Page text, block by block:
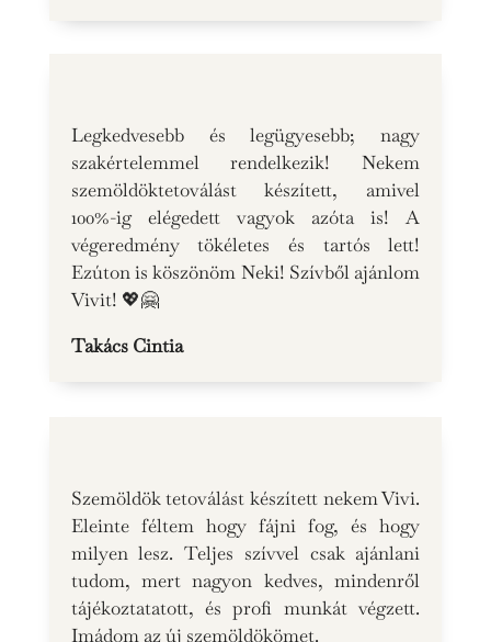
Legkedvesebb és legügyesebb; nagy
szakértelemmel rendelkezik! Nekem
szemöldöktetoválást készített, amivel
100%-ig elégedett vagyok azóta is! A
végeredmény tökéletes és tartós lett!
Ezúton is köszönöm Neki! Szívből ajánlom
Vivit! 💖🤗
Takács Cintia
Szemöldök tetoválást készített nekem Vivi.
Eleinte féltem hogy fájni fog, és hogy
milyen lesz. Teljes szívvel csak ajánlani
tudom, mert nagyon kedves, mindenről
tájékoztatatott, és profi munkát végzett.
Imádom az új szemöldökömet.